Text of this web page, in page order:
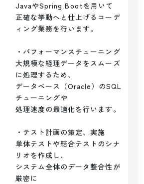
JavaやSpring Bootを用いて
正確な挙動へと仕上げるコーデ
ィング業務を行います。
・パフォーマンスチューニング
大規模な経理データをスムーズ
に処理するため、
データベース（Oracle）のSQL
チューニングや
処理速度の最適化を行います。
・テスト計画の策定、実施
単体テストや結合テストのシナ
リオを作成し、
システム全体のデータ整合性が
厳密に